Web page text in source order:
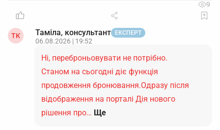
9
ТК Таміла, консультант ЕКСПЕРТ
06.08.2026 | 19:52
Ні, переброньовувати не потрібно.
Станом на сьогодні діє функція
продовження бронювання.Одразу після
відображення на порталі Дія нового
рішення про… Ще